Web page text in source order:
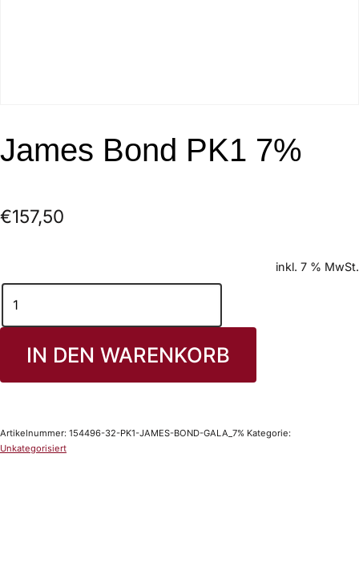
James Bond PK1 7%
€157,50
inkl. 7 % MwSt.
IN DEN WARENKORB
Artikelnummer: 154496-32-PK1-JAMES-BOND-GALA_7% Kategorie:
Unkategorisiert